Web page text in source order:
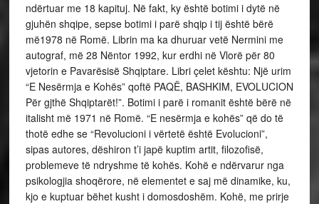
ndërtuar me 18 kapituj. Në fakt, ky është botimi i dytë në
gjuhën shqipe, sepse botimi i parë shqip i tij është bërë
më1978 në Romë. Librin ma ka dhuruar vetë Nermini me
autograf, më 28 Nëntor 1992, kur erdhi në Vlorë për 80
vjetorin e Pavarësisë Shqiptare. Libri çelet kështu: Një urim
“E Nesërmja e Kohës” qoftë PAQË, BASHKIM, EVOLUCION
Për gjthë Shqiptarët!”. Botimi i parë i romanit është bërë në
italisht më 1971 në Romë. “E nesërmja e kohës” që do të
thotë edhe se “Revolucioni i vërtetë është Evolucioni”,
sipas autores, dëshiron t’i japë kuptim artit, filozofisë,
problemeve të ndryshme të kohës. Kohë e ndërvarur nga
psikologjia shoqërore, në elementet e saj më dinamike, ku,
kjo e kuptuar bëhet kusht i domosdoshëm. Kohë, me prirje